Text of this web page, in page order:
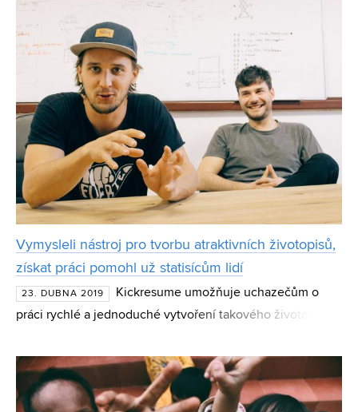
dávají
Vymysleli nástroj pro tvorbu atraktivních životopisů,
získat práci pomohl už statisícům lidí
23. DUBNA 2019
Kickresume umožňuje uchazečům o
práci rychlé a jednoduché vytvoření takového životopisu,
také s tvorbou motivačního dopisu či osobních webových